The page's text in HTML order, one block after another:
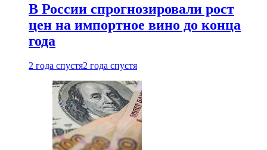
В России спрогнозировали рост
цен на импортное вино до конца
года
2 года спустя2 года спустя